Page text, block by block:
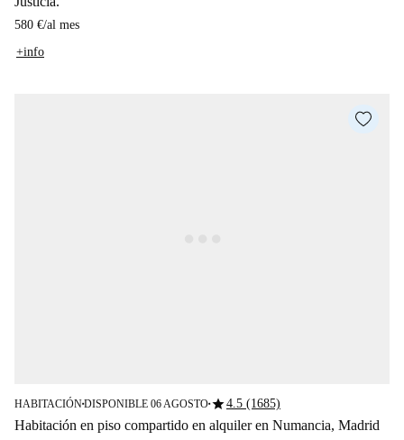
580 €/al mes
+info
HABITACIÓN■DISPONIBLE 06 AGOSTO■star4.5 (1685)
Habitación en piso compartido en alquiler en Numancia, Madrid